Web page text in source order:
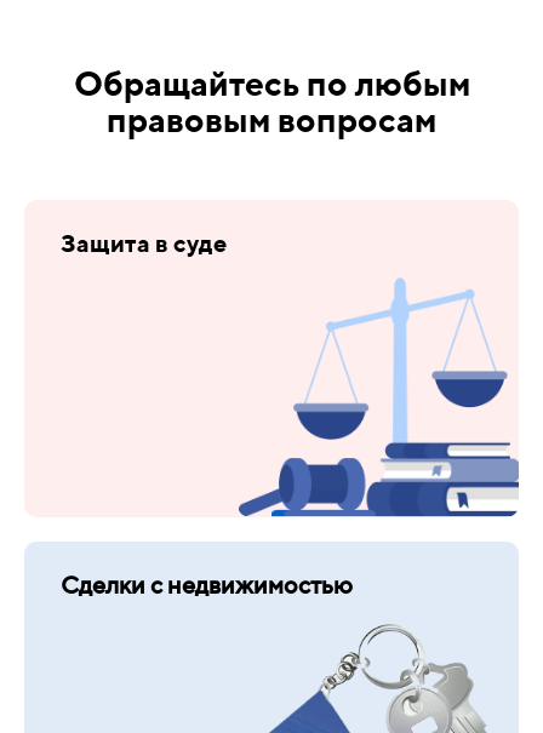
Обращайтесь по любым
правовым вопросам
Защита в суде
Сделки с недвижимостью